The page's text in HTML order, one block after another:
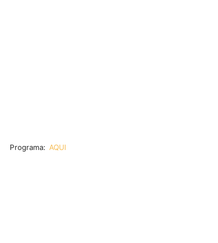
Programa: AQUI